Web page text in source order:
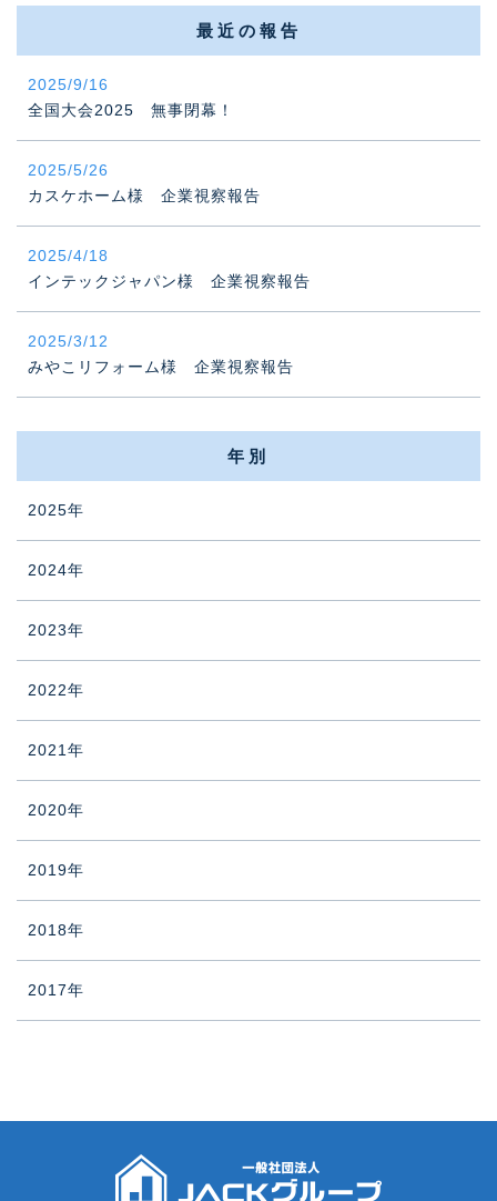
最近の報告
2025/9/16
全国大会2025 無事閉幕！
2025/5/26
カスケホーム様 企業視察報告
2025/4/18
インテックジャパン様 企業視察報告
2025/3/12
みやこリフォーム様 企業視察報告
年別
2025年
2024年
2023年
2022年
2021年
2020年
2019年
2018年
2017年